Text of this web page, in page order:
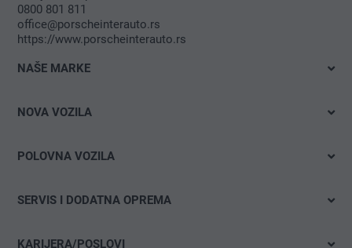
0800 801 811
office@porscheinterauto.rs
https://www.porscheinterauto.rs
NAŠE MARKE
Audi
CUPRA
NOVA VOZILA
Probna vožnja
POLOVNA VOZILA
Detaljna pretraga
SERVIS I DODATNA OPREMA
KARIJERA/POSLOVI